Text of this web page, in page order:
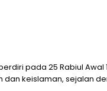
pada 25 Rabiul
keislaman, sejalan